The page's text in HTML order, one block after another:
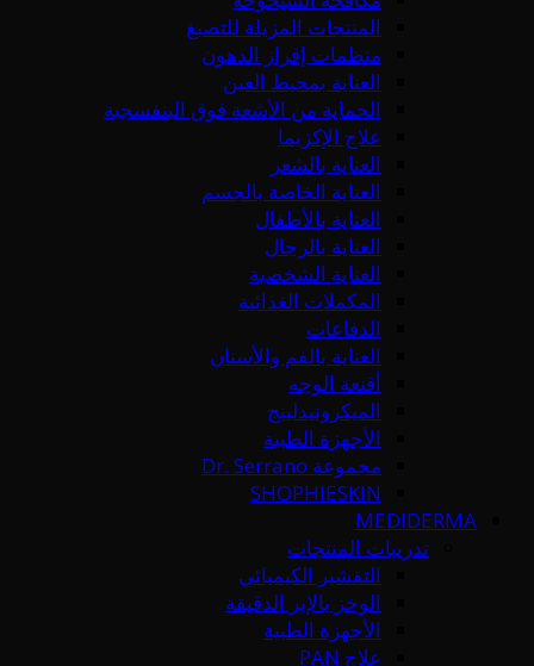
المنتجات المزيلة للتصبغ
منظمات إفراز الدهون
العناية بمحيط العين
الحماية من الأشعة فوق البنفسجية
علاج الإكزيما
العناية بالشعر
العناية الخاصة بالجسم
العناية بالأطفال
العناية بالرجال
العناية الشخصية
المكملات الغذائية
الدفاعات
العناية بالفم والأسنان
أقنعة الوجه
الميكرونيدلينج
الأجهزة الطبية
مجموعة Dr. Serrano
SHOPHIESKIN
MEDIDERMA
تدريبات المنتجات
التقشير الكيميائي
الوخز بالإبر الدقيقة
الأجهزة الطبية
علاج PAN